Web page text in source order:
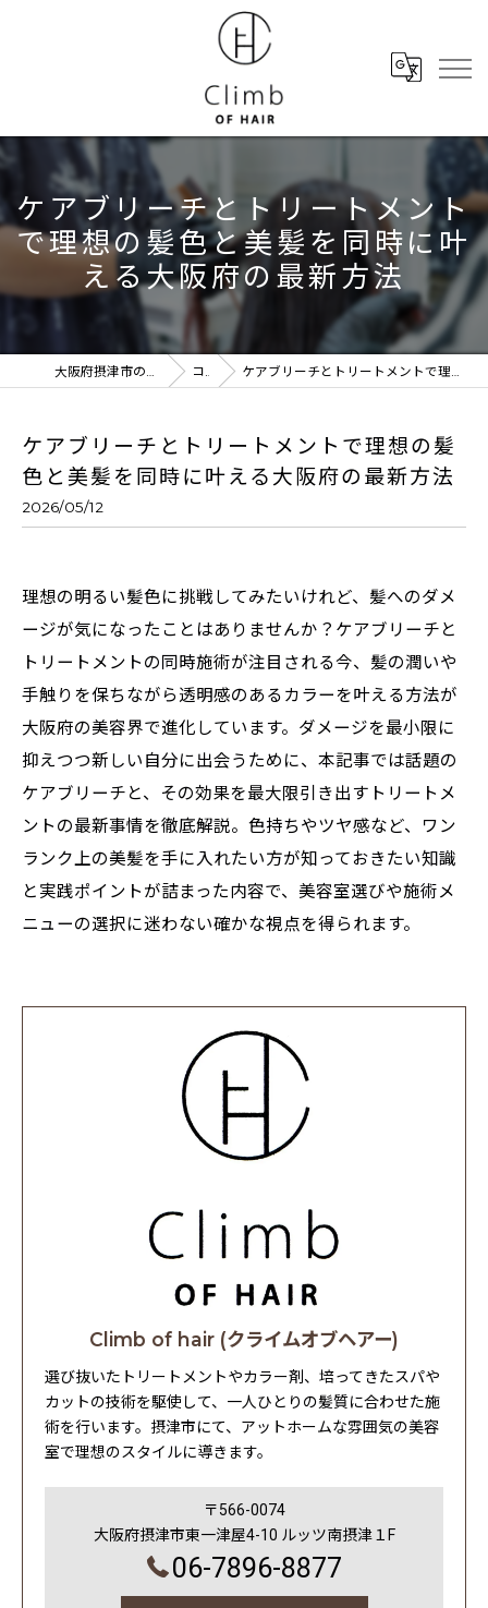
ケアブリーチとトリートメント
で理想の髪色と美髪を同時に叶
える大阪府の最新方法
大阪府摂津市の美容室ならClimb of hair コラム ケアブリーチとトリートメントで理想の髪色と美髪を同時に叶える大阪府の最新方法
ケアブリーチとトリートメントで理想の髪
色と美髪を同時に叶える大阪府の最新方法
2026/05/12
理想の明るい髪色に挑戦してみたいけれど、髪へのダメ
ージが気になったことはありませんか？ケアブリーチと
トリートメントの同時施術が注目される今、髪の潤いや
手触りを保ちながら透明感のあるカラーを叶える方法が
大阪府の美容界で進化しています。ダメージを最小限に
抑えつつ新しい自分に出会うために、本記事では話題の
ケアブリーチと、その効果を最大限引き出すトリートメ
ントの最新事情を徹底解説。色持ちやツヤ感など、ワン
ランク上の美髪を手に入れたい方が知っておきたい知識
と実践ポイントが詰まった内容で、美容室選びや施術メ
ニューの選択に迷わない確かな視点を得られます。
Climb of hair (クライムオブヘアー)
選び抜いたトリートメントやカラー剤、培ってきたスパや
カットの技術を駆使して、一人ひとりの髪質に合わせた施
術を行います。摂津市にて、アットホームな雰囲気の美容
室で理想のスタイルに導きます。
〒566-0074
大阪府摂津市東一津屋4-10 ルッツ南摂津１F
06-7896-8877